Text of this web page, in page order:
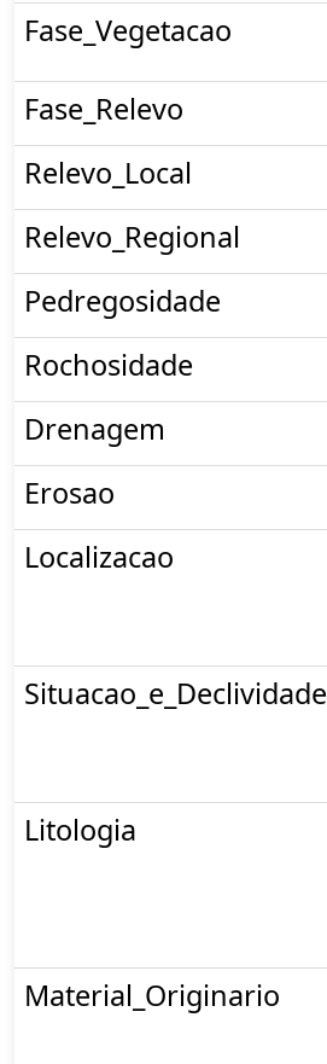
Fase_Vegetacao
Fase_Relevo
Relevo_Local
Relevo_Regional
Pedregosidade
Rochosidade
Drenagem
Erosao
Localizacao
Situacao_e_Declividade
Litologia
Material_Originario